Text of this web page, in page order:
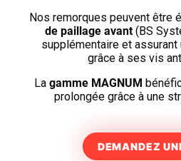
Nos remorques peuvent être
de paillage avant(BS
supplémentaire et assurant
grâce à ses vis
La gamme MAGNUM
prolongée grâce à une
DEMANDEZ